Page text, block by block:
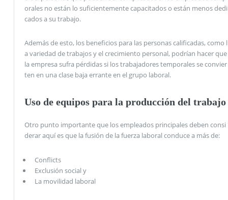
orales no están lo suficientemente capacitados o están menos dedi
cados a su trabajo.
Además de esto, los beneficios para las personas calificadas, como l
a variedad de trabajos y el crecimiento personal, podrían hacer que
la empresa sufra pérdidas si los trabajadores temporales se convier
ten en una clase baja errante en el grupo laboral.
Uso de equipos para la producción del trabajo
Otro punto importante que los empleados principales deben consi
derar aquí es que la fusión de la fuerza laboral conduce a más de:
Conflicts
Exclusión social y
La movilidad laboral